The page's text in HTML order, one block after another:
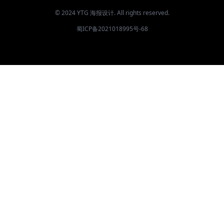
© 2024 YTG 海报设计. All rights reserved.
蜀ICP备2021018995号-68